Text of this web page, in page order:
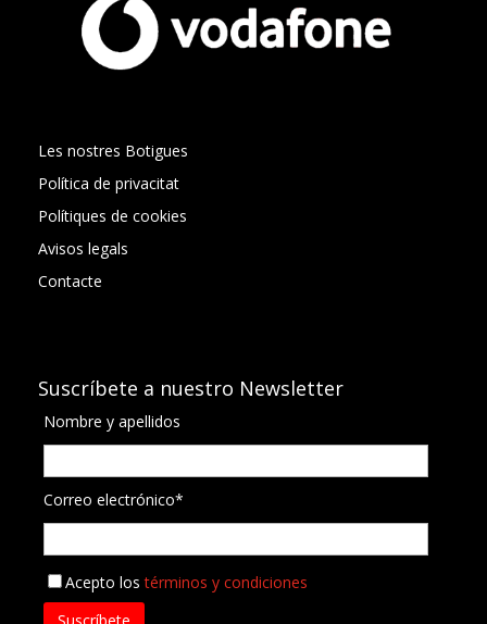
Les nostres Botigues
Política de privacitat
Polítiques de cookies
Avisos legals
Contacte
Suscríbete a nuestro Newsletter
Nombre y apellidos
Correo electrónico*
Acepto lostérminos y condiciones